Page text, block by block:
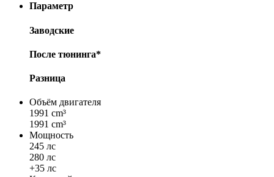
Параметр
Заводские
После тюнинга*
Разница
Объём двигателя
1991 cm³
1991 cm³
Мощность
245 лс
280 лс
+35 лс